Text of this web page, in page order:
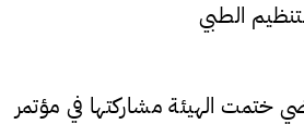
الطبي
ختمت الهيئة مشاركتها في مؤتمر